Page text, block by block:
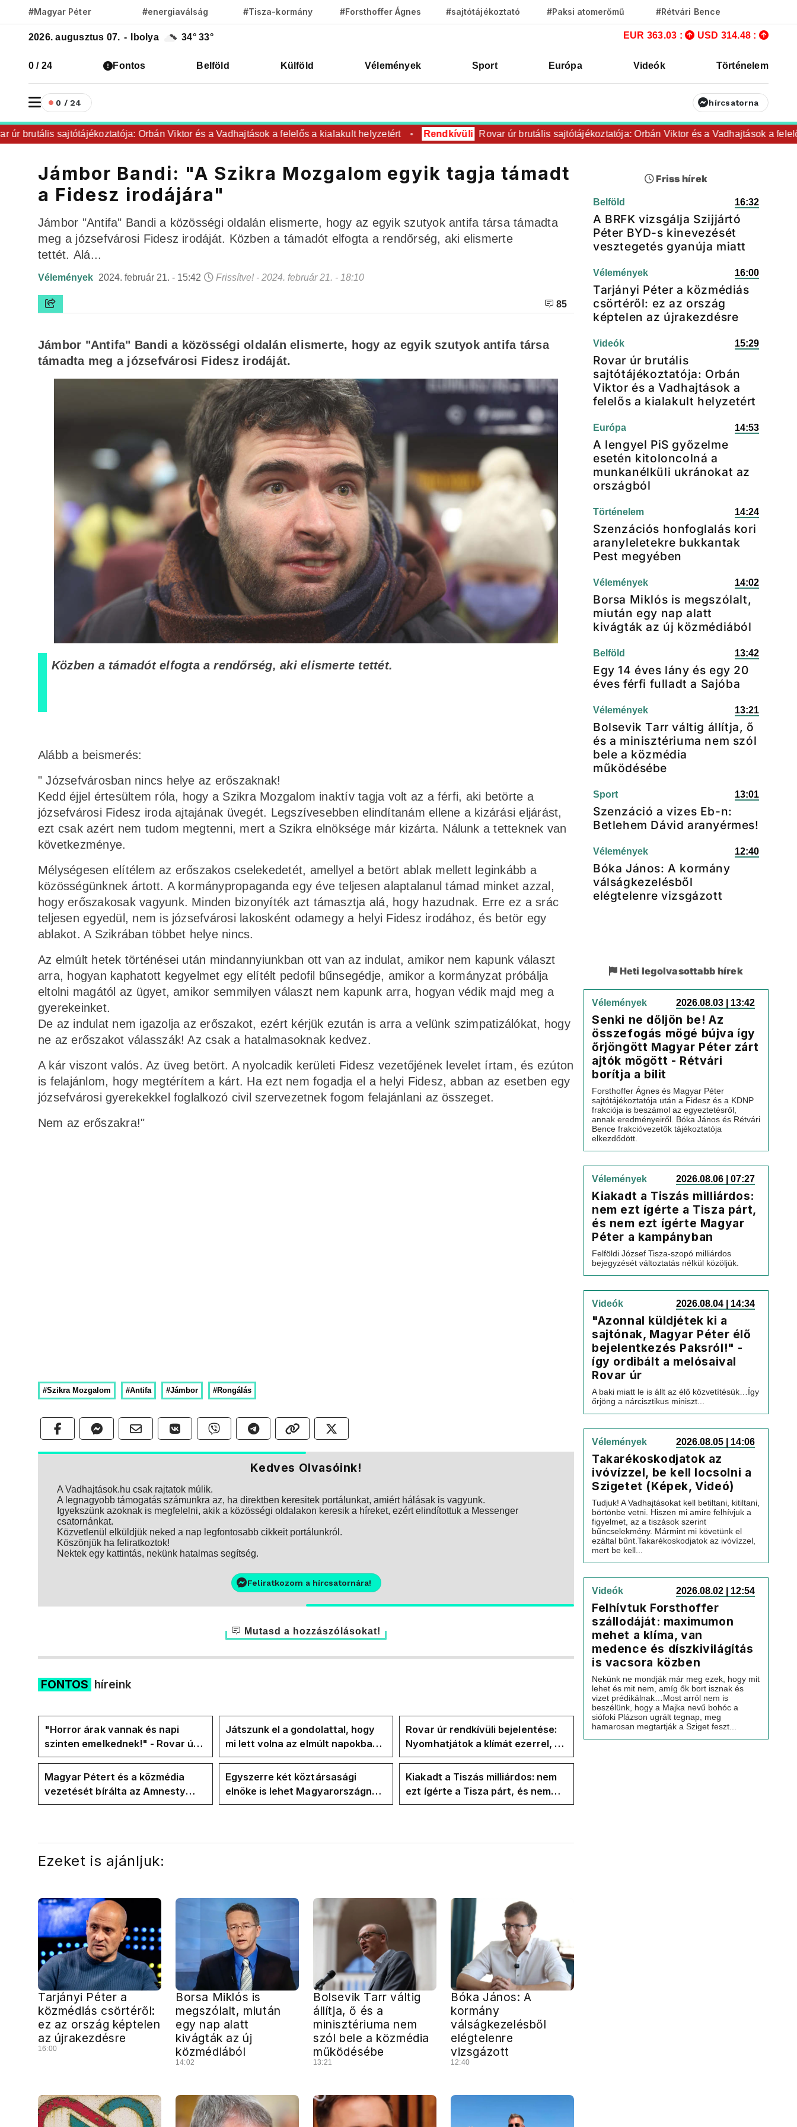
#Magyar Péter #energiaválság #Tisza-kormány #Forsthoffer Ágnes #sajtótájékoztató #Paksi atomerőmű #Rétvári Bence
2026. augusztus 07. - Ibolya 34° 33° EUR 363.03 : USD 314.48 :
0 / 24 Fontos Belföld Külföld Vélemények Sport Európa Videók Történelem
0 / 24 hírcsatorna
brutális sajtótájékoztatója: Orbán Viktor és a Vadhajtások a felelős a kialakult helyzetért Rendkívüli Rovar úr brutális sajtótájékoztatója: Orbán Viktor és a Vadhajtások a felelős
Jámbor Bandi: "A Szikra Mozgalom egyik tagja támadt
a Fidesz irodájára"
Jámbor "Antifa" Bandi a közösségi oldalán elismerte, hogy az egyik szutyok antifa társa támadta
meg a józsefvárosi Fidesz irodáját. Közben a támadót elfogta a rendőrség, aki elismerte
tettét. Alá...
Vélemények 2024. február 21. - 15:42 Frissítve! - 2024. február 21. - 18:10
85
Jámbor "Antifa" Bandi a közösségi oldalán elismerte, hogy az egyik szutyok antifa társa
támadta meg a józsefvárosi Fidesz irodáját.
Közben a támadótelfogta a rendőrség, aki elismerte tettét.
Alább a beismerés:
" Józsefvárosban nincs helye az erőszaknak!
Kedd éjjel értesültem róla, hogy a Szikra Mozgalom inaktív tagja volt az a férfi, aki betörte a
józsefvárosi Fidesz iroda ajtajának üvegét. Legszívesebben elindítanám ellene a kizárási eljárást,
ezt csak azért nem tudom megtenni, mert a Szikra elnöksége már kizárta. Nálunk a tetteknek van
következménye.
Mélységesen elítélem az erőszakos cselekedetét, amellyel a betört ablak mellett leginkább a
közösségünknek ártott. A kormánypropaganda egy éve teljesen alaptalanul támad minket azzal,
hogy erőszakosak vagyunk. Minden bizonyíték azt támasztja alá, hogy hazudnak. Erre ez a srác
teljesen egyedül, nem is józsefvárosi lakosként odamegy a helyi Fidesz irodához, és betör egy
ablakot. A Szikrában többet helye nincs.
Az elmúlt hetek történései után mindannyiunkban ott van az indulat, amikor nem kapunk választ
arra, hogyan kaphatott kegyelmet egy elítélt pedofil bűnsegédje, amikor a kormányzat próbálja
eltolni magától az ügyet, amikor semmilyen választ nem kapunk arra, hogyan védik majd meg a
gyerekeinket.
De az indulat nem igazolja az erőszakot, ezért kérjük ezután is arra a velünk szimpatizálókat, hogy
ne az erőszakot válasszák! Az csak a hatalmasoknak kedvez.
A kár viszont valós. Az üveg betört. A nyolcadik kerületi Fidesz vezetőjének levelet írtam, és ezúton
is felajánlom, hogy megtérítem a kárt. Ha ezt nem fogadja el a helyi Fidesz, abban az esetben egy
józsefvárosi gyerekekkel foglalkozó civil szervezetnek fogom felajánlani az összeget.
Nem az erőszakra!"
#Szikra Mozgalom #Antifa #Jámbor #Rongálás
Kedves Olvasóink!
A Vadhajtások.hu csak rajtatok múlik.
A legnagyobb támogatás számunkra az, ha direktben keresitek portálunkat, amiért hálásak is vagyunk.
Igyekszünk azoknak is megfelelni, akik a közösségi oldalakon keresik a híreket, ezért elindítottuk a Messenger
csatornánkat.
Közvetlenül elküldjük neked a nap legfontosabb cikkeit portálunkról.
Köszönjük ha feliratkoztok!
Nektek egy kattintás, nekünk hatalmas segítség.
Feliratkozom a hírcsatornára!
Mutasd a hozzászólásokat!
FONTOS híreink
"Horror árak vannak és napi
szinten emelkednek!" - Rovar úr
Facebook-oldalán lázadnak a
Tiszások
Játszunk el a gondolattal, hogy
mi lett volna az elmúlt napokban
rezsicsökkentés nélkül
Rovar úr rendkívüli bejelentése:
Nyomhatjátok a klímát ezerrel, a
hűtőket letekerhetitek, vége az
energiaválságnak
Magyar Pétert és a közmédia
vezetését bírálta az Amnesty
International a Klubrádióban
Egyszerre két köztársasági
elnöke is lehet Magyarországnak
jövő hétre
Kiakadt a Tiszás milliárdos: nem
ezt ígérte a Tisza párt, és nem
ezt ígérte Magyar Péter a
Ezeket is ajánljuk:
Tarjányi Péter a
közmédiás csörtéről:
ez az ország képtelen
az újrakezdésre
16:00
Borsa Miklós is
megszólalt, miután
egy nap alatt
kivágták az új
közmédiából
14:02
Bolsevik Tarr váltig
állítja, ő és a
minisztériuma nem
szól bele a közmédia
működésébe
13:21
Bóka János: A
kormány
válságkezelésből
elégtelenre
vizsgázott
12:40
Friss hírek
Belföld 16:32
A BRFK vizsgálja Szijjártó
Péter BYD-s kinevezését
vesztegetés gyanúja miatt
Vélemények 16:00
Tarjányi Péter a közmédiás
csörtéről: ez az ország
képtelen az újrakezdésre
Videók 15:29
Rovar úr brutális
sajtótájékoztatója: Orbán
Viktor és a Vadhajtások a
felelős a kialakult helyzetért
Európa 14:53
A lengyel PiS győzelme
esetén kitoloncolná a
munkanélküli ukránokat az
országból
Történelem 14:24
Szenzációs honfoglalás kori
aranyleletekre bukkantak
Pest megyében
Vélemények 14:02
Borsa Miklós is megszólalt,
miután egy nap alatt
kivágták az új közmédiából
Belföld 13:42
Egy 14 éves lány és egy 20
éves férfi fulladt a Sajóba
Vélemények 13:21
Bolsevik Tarr váltig állítja, ő
és a minisztériuma nem szól
bele a közmédia
működésébe
Sport 13:01
Szenzáció a vizes Eb-n:
Betlehem Dávid aranyérmes!
Vélemények 12:40
Bóka János: A kormány
válságkezelésből
elégtelenre vizsgázott
Heti legolvasottabb hírek
Vélemények 2026.08.03 | 13:42
Senki ne dőljön be! Az
összefogás mögé bújva így
őrjöngött Magyar Péter zárt
ajtók mögött - Rétvári
borítja a bilit
Forsthoffer Ágnes és Magyar Péter
sajtótájékoztatója után a Fidesz és a KDNP
frakciója is beszámol az egyeztetésről,
annak eredményeiről. Bóka János és Rétvári
Bence frakcióvezetők tájékoztatója
elkezdődött.
Vélemények 2026.08.06 | 07:27
Kiakadt a Tiszás milliárdos:
nem ezt ígérte a Tisza párt,
és nem ezt ígérte Magyar
Péter a kampányban
Felföldi József Tisza-szopó milliárdos
bejegyzését változtatás nélkül közöljük.
Videók 2026.08.04 | 14:34
"Azonnal küldjétek ki a
sajtónak, Magyar Péter élő
bejelentkezés Paksról!" -
így ordibált a melósaival
Rovar úr
A baki miatt le is állt az élő közvetítésük…Így
őrjöng a nárcisztikus miniszt...
Vélemények 2026.08.05 | 14:06
Takarékoskodjatok az
ivóvízzel, be kell locsolni a
Szigetet (Képek, Videó)
Tudjuk! A Vadhajtásokat kell betiltani, kitiltani,
börtönbe vetni. Hiszen mi amire felhívjuk a
figyelmet, az a tiszások szerint
bűncselekmény. Mármint mi követünk el
ezáltal bűnt.Takarékoskodjatok az ivóvízzel,
mert be kell...
Videók 2026.08.02 | 12:54
Felhívtuk Forsthoffer
szállodáját: maximumon
mehet a klíma, van
medence és díszkivilágítás
is vacsora közben
Nekünk ne mondják már meg ezek, hogy mit
lehet és mit nem, amíg ők bort isznak és
vizet prédikálnak…Most arról nem is
beszélünk, hogy a Majka nevű bohóc a
siófoki Plázson ugrált tegnap, meg
hamarosan megtartják a Sziget feszt...